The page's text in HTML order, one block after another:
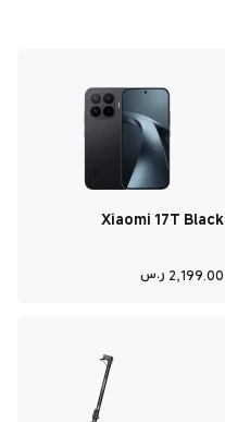
Xiaomi 17T Black
2,199.00 ر.س